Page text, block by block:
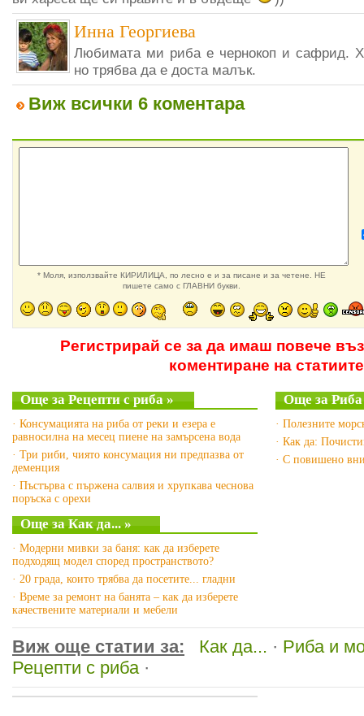
Инна Георгиева
Любимата ми риба е чернокоп и сафрид.
но трябва да е доста малък.
Виж всички 6 коментара
* Моля, използвайте КИРИЛИЦА, по лесно е и за писане и за четене. НЕ
пишете само с ГЛАВНИ букви.
Регистрирай се за да имаш повече
коментиране на статиите
Още за Рецепти с риба »
· Консумацията на риба от реки и езера е
равносилна на месец пиене на замърсена вода
· Три риби, чиято консумация ни предпазва от
деменция
· Пъстърва с пържена салвия и хрупкава чеснова
поръска с орехи
Още за Риба
· Полезните
· Как да:
· С повишено
Още за Как да... »
· Модерни мивки за баня: как да изберете
подходящ модел според пространството?
· 20 града, които трябва да посетите... гладни
· Време за ремонт на банята – как да изберете
качествените материали и мебели
Виж още статии за: Как да... · Риба и
Рецепти с риба·